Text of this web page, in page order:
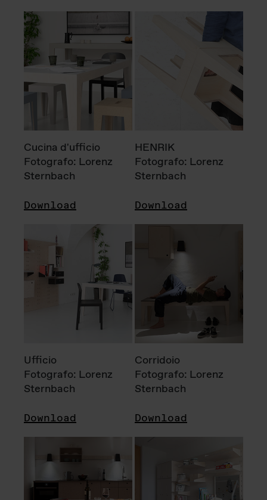
Cucina d'ufficio
Fotografo: Lorenz
Sternbach
Download
HENRIK
Fotografo: Lorenz
Sternbach
Download
Ufficio
Fotografo: Lorenz
Sternbach
Download
Corridoio
Fotografo: Lorenz
Sternbach
Download